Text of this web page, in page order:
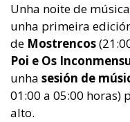
Unha noite de
unha primeira
de Mostrencos
Poi e Os
unha sesión de
01:00 a 05:00 horas)
alto.